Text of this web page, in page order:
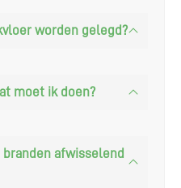
worden gelegd?
moet ik doen?
branden afwisselend